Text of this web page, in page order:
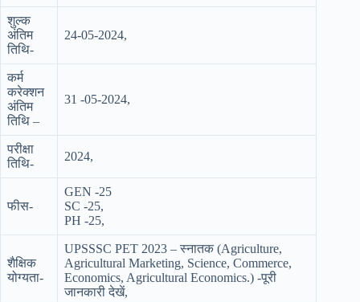
शुल्क
अंतिम
तिथि-
24-05-2024,
कर्म
करेक्शन
अंतिम
तिथि –
31 -05-2024,
परीक्षा
तिथि-
2024,
फीस-
GEN -25
SC -25,
PH -25,
शैक्षिक
योग्यता-
UPSSSC PET 2023 – स्नातक (Agriculture,
Agricultural Marketing, Science, Commerce,
Economics, Agricultural Economics.) -पूरी
जानकारी देखें,